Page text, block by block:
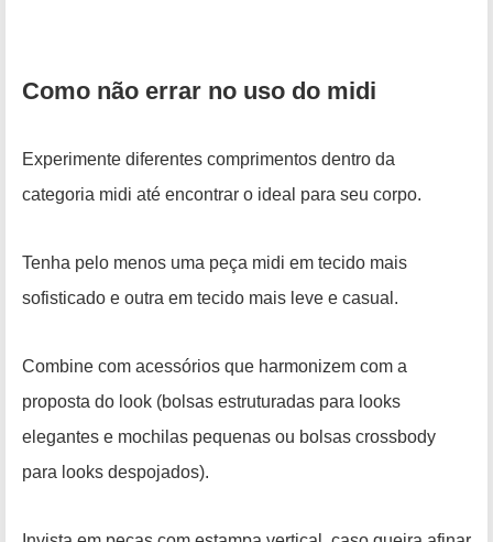
Como não errar no uso do midi
Experimente diferentes comprimentos dentro da
categoria midi até encontrar o ideal para seu corpo.
Tenha pelo menos uma peça midi em tecido mais
sofisticado e outra em tecido mais leve e casual.
Combine com acessórios que harmonizem com a
proposta do look (bolsas estruturadas para looks
elegantes e mochilas pequenas ou bolsas crossbody
para looks despojados).